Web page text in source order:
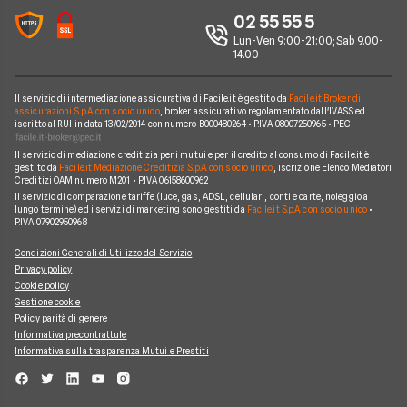
Contatti
Fineco
Prodotti Conti 02 55 55 5
Lun-Ven 9:00-21:00; Sab 9.00-
14.00
Il servizio di intermediazione assicurativa di Facile.it è gestito da Facile.it Broker di
assicurazioni S.p.A. con socio unico, broker assicurativo regolamentato dall'IVASS ed
iscritto al RUI in data 13/02/2014 con numero B000480264 • P.IVA 08007250965 • PEC
Il servizio di mediazione creditizia per i mutui e per il credito al consumo di Facile.it è
gestito da Facile.it Mediazione Creditizia S.p.A. con socio unico , iscrizione Elenco Mediatori
Creditizi OAM numero M201 • P.IVA 06158600962
Il servizio di comparazione tariffe (luce, gas, ADSL, cellulari, conti e carte, noleggio a
lungo termine) ed i servizi di marketing sono gestiti da Facile.it S.p.A. con socio unico•
P.IVA 07902950968
Condizioni Generali di Utilizzo del Servizio
Privacy policy
Cookie policy
Gestione cookie
Policy parità di genere
Informativa precontrattule
Informativa sulla trasparenza Mutui e Prestiti